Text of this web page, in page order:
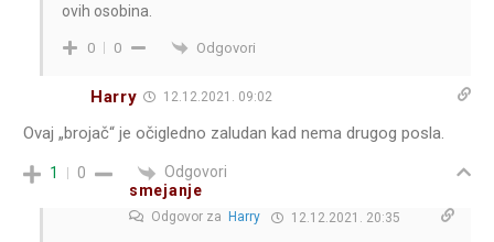
ovih osobina.
0 0 Odgovori
Harry 12.12.2021. 09:02
Ovaj „brojač“ je očigledno zaludan kad nema drugog posla.
1 0
Odgovori
smejanje
Odgovor za Harry 12.12.2021. 20:35